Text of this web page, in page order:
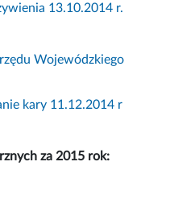
13.10.2014 r.
Wojewódzkiego
kary 11.12.2014 r
za 2015 rok: